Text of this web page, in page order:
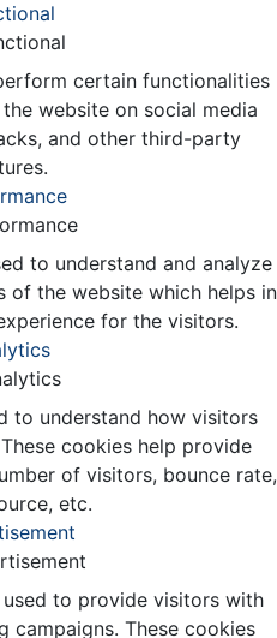
certain functionalities
website on social media
and other third-party
to understand and analyze
of the website which helps in
for the visitors.
to understand how visitors
cookies help provide
of visitors, bounce rate,
etc.
to provide visitors with
campaigns. These cookies